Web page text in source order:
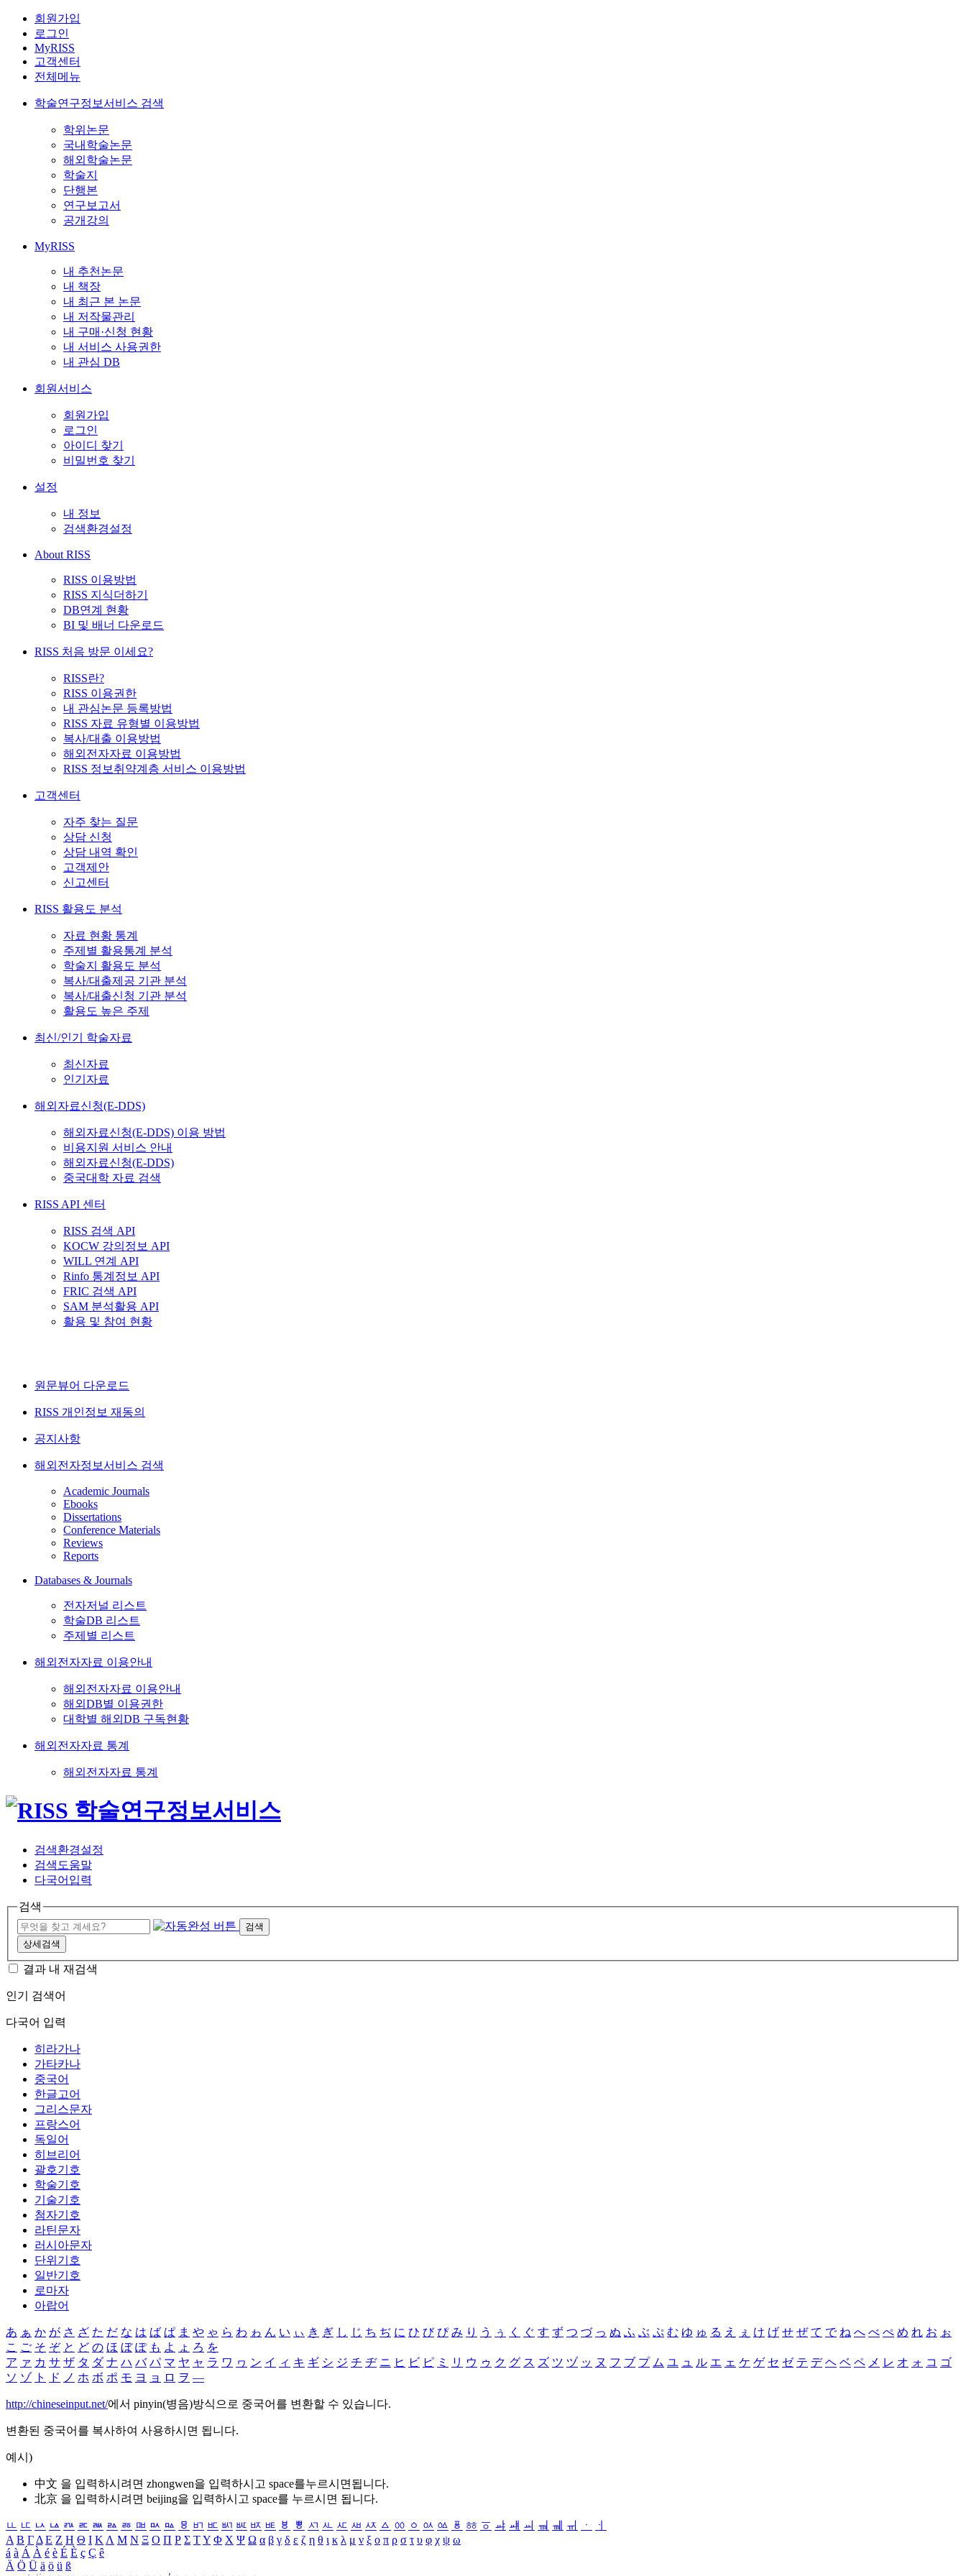
회원가입
로그인
MyRISS
고객센터
전체메뉴
학술연구정보서비스 검색
학위논문
국내학술논문
해외학술논문
학술지
단행본
연구보고서
공개강의
MyRISS
내 추천논문
내 책장
내 최근 본 논문
내 저작물관리
내 구매·신청 현황
내 서비스 사용권한
내 관심 DB
회원서비스
회원가입
로그인
아이디 찾기
비밀번호 찾기
설정
내 정보
검색환경설정
About RISS
RISS 이용방법
RISS 지식더하기
DB연계 현황
BI 및 배너 다운로드
RISS 처음 방문 이세요?
RISS란?
RISS 이용권한
내 관심논문 등록방법
RISS 자료 유형별 이용방법
복사/대출 이용방법
해외전자자료 이용방법
RISS 정보취약계층 서비스 이용방법
고객센터
자주 찾는 질문
상담 신청
상담 내역 확인
고객제안
신고센터
RISS 활용도 분석
자료 현황 통계
주제별 활용통계 분석
학술지 활용도 분석
복사/대출제공 기관 분석
복사/대출신청 기관 분석
활용도 높은 주제
최신/인기 학술자료
최신자료
인기자료
해외자료신청(E-DDS)
해외자료신청(E-DDS) 이용 방법
비용지원 서비스 안내
해외자료신청(E-DDS)
중국대학 자료 검색
RISS API 센터
RISS 검색 API
KOCW 강의정보 API
WILL 연계 API
Rinfo 통계정보 API
FRIC 검색 API
SAM 분석활용 API
활용 및 참여 현황
원문뷰어 다운로드
RISS 개인정보 재동의
공지사항
해외전자정보서비스 검색
Academic Journals
Ebooks
Dissertations
Conference Materials
Reviews
Reports
Databases & Journals
전자저널 리스트
학술DB 리스트
주제별 리스트
해외전자자료 이용안내
해외전자자료 이용안내
해외DB별 이용권한
대학별 해외DB 구독현황
해외전자자료 통계
해외전자자료 통계
검색환경설정
검색도움말
다국어입력
검색
검색
상세검색
결과 내 재검색
인기 검색어
다국어 입력
히라가나
가타카나
중국어
한글고어
그리스문자
프랑스어
독일어
히브리어
괄호기호
학술기호
기술기호
첨자기호
라틴문자
러시아문자
단위기호
일반기호
로마자
아랍어
あ ぁ か が さ ざ た だ な は ば ぱ ま や ゃ ら わ ゎ ん い ぃ き ぎ し じ ち ぢ に ひ び ぴ み り う ぅ く ぐ す ず つ づ っ ぬ ふ ぶ ぷ む ゆ ゅ る え ぇ け げ せ ぜ て で ね へ べ ぺ め れ お ぉ
こ ご そ ぞ と ど の ほ ぼ ぽ も よ ょ ろ を
ア ァ カ サ ザ タ ダ ナ ハ バ パ マ ヤ ャ ラ ワ ヮ ン イ ィ キ ギ シ ジ チ ヂ ニ ヒ ビ ピ ミ リ ウ ゥ ク グ ス ズ ツ ヅ ッ ヌ フ ブ プ ム ユ ュ ル エ ェ ケ ゲ セ ゼ テ デ ヘ ベ ペ メ レ オ ォ コ ゴ
ソ ゾ ト ド ノ ホ ボ ポ モ ヨ ョ ロ ヲ ―
http://chineseinput.net/에서 pinyin(병음)방식으로 중국어를 변환할 수 있습니다.
변환된 중국어를 복사하여 사용하시면 됩니다.
예시)
中文 을 입력하시려면 zhongwen을 입력하시고 space를누르시면됩니다.
北京 을 입력하시려면 beijing을 입력하시고 space를 누르시면 됩니다.
ㅥ ㅦ ㅧ ㅨ ㅩ ㅪ ㅫ ㅬ ㅭ ㅮ ㅯ ㅰ ㅱ ㅲ ㅳ ㅴ ㅵ ㅶ ㅷ ㅸ ㅹ ㅺ ㅻ ㅼ ㅽ ㅾ ㅿ ㆀ ㆁ ㆂ ㆃ ㆄ ㆅ ㆆ ㆇ ㆈ ㆉ ㆊ ㆋ ㆌ ㆍ
ㆎ
Α Β ΓΔ Ε Ζ Η Θ Ι ΚΛ Μ Ν Ξ Ο Π Ρ Σ ΤΥ Φ Χ Ψ Ω α β γ δ ε ζ η θ ι κ λ μ ν ξ ο π ρ σ τ υ φ χ ψ ω
á à Á À é è É È ç Ç ê
Ä Ö Ü ä ö ü ß